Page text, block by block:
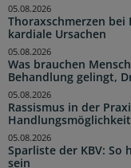
Thoraxschmerzen bei
kardiale Ursachen
05.08.2026
Was brauchen
Behandlung gelingt,
05.08.2026
Rassismus in der
05.08.2026
Sparliste der KBV:
sein
05.08.2026